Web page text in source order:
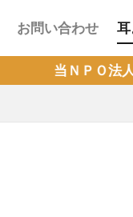
お問い合わせ
活動が『Ｑラボ』